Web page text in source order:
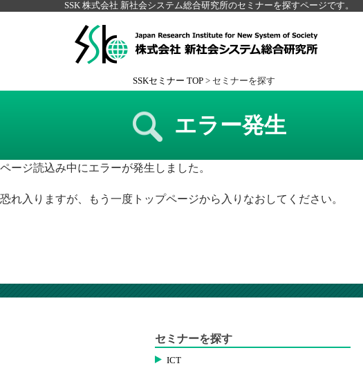
SSK 株式会社 新社会システム総合研究所のセミナーを探すページです。
SSKセミナー TOP > セミナーを探す
エラー発生
ページ読込み中にエラーが発生しました。
恐れ入りますが、もう一度トップページから入りなおしてください。
セミナーを探す
ICT